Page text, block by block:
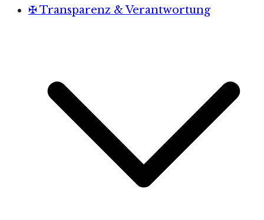
✠ Transparenz & Verantwortung